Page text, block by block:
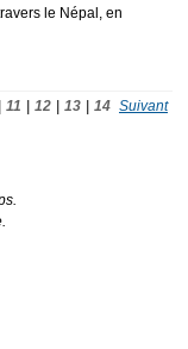
le Népal, en
11 12 13 14 Suivant